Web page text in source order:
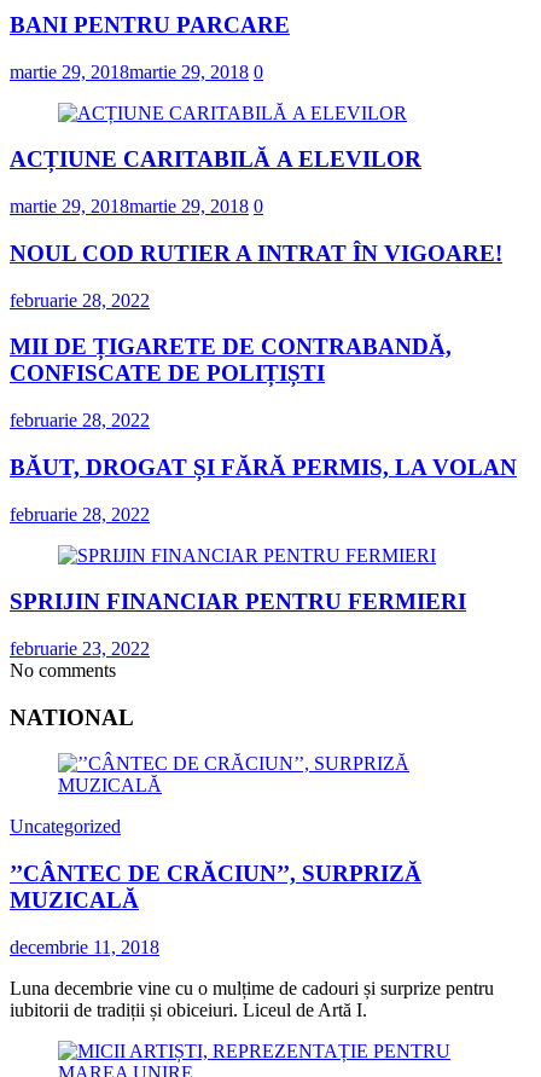
BANI PENTRU PARCARE
martie 29, 2018martie 29, 2018 0
ACȚIUNE CARITABILĂ A ELEVILOR
martie 29, 2018martie 29, 2018 0
NOUL COD RUTIER A INTRAT ÎN VIGOARE!
februarie 28, 2022
MII DE ȚIGARETE DE CONTRABANDĂ,
CONFISCATE DE POLIȚIȘTI
februarie 28, 2022
BĂUT, DROGAT ȘI FĂRĂ PERMIS, LA VOLAN
februarie 28, 2022
SPRIJIN FINANCIAR PENTRU FERMIERI
februarie 23, 2022
No comments
NATIONAL
Uncategorized
’’CÂNTEC DE CRĂCIUN’’, SURPRIZĂ
MUZICALĂ
decembrie 11, 2018
Luna decembrie vine cu o mulțime de cadouri și surprize pentru
iubitorii de tradiții și obiceiuri. Liceul de Artă I.